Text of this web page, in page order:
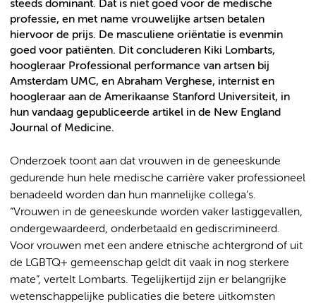
steeds dominant. Dat is niet goed voor de medische
professie, en met name vrouwelijke artsen betalen
hiervoor de prijs. De masculiene oriëntatie is evenmin
goed voor patiënten. Dit concluderen Kiki Lombarts,
hoogleraar Professional performance van artsen bij
Amsterdam UMC, en Abraham Verghese, internist en
hoogleraar aan de Amerikaanse Stanford Universiteit, in
hun vandaag gepubliceerde artikel in de New England
Journal of Medicine.
Onderzoek toont aan dat vrouwen in de geneeskunde
gedurende hun hele medische carrière vaker professioneel
benadeeld worden dan hun mannelijke collega’s.
“Vrouwen in de geneeskunde worden vaker lastiggevallen,
ondergewaardeerd, onderbetaald en gediscrimineerd.
Voor vrouwen met een andere etnische achtergrond of uit
de LGBTQ+ gemeenschap geldt dit vaak in nog sterkere
mate”, vertelt Lombarts. Tegelijkertijd zijn er belangrijke
wetenschappelijke publicaties die betere uitkomsten